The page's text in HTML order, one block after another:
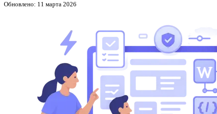
Обновлено: 11 марта 2026